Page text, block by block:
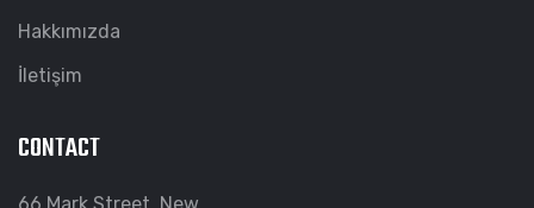
Hakkımızda
İletişim
CONTACT